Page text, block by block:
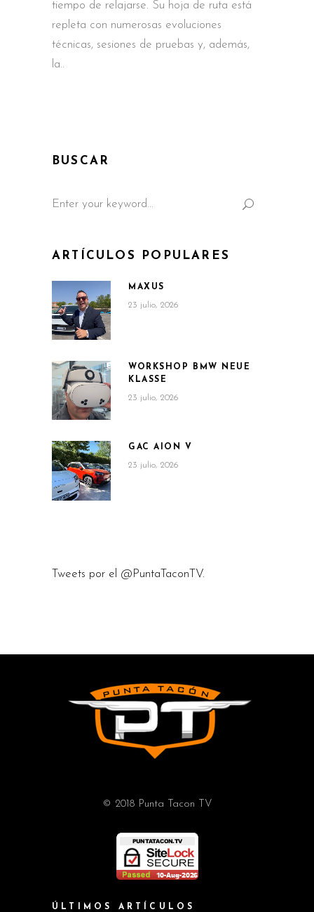
tiempo de relajarse. Su hoja de ruta está
repleta con numerosas evoluciones
técnicas, sesiones de pruebas y, además,
la
BUSCAR
for:
ARTÍCULOS POPULARES
MAXUS
23 julio, 2026
WORKSHOP BMW NEUE
KLASSE
23 julio, 2026
GAC AION V
23 julio, 2026
Tweets por el @PuntaTaconTV.
© 2018 Punta Tacon TV
ÚLTIMOS ARTÍCULOS